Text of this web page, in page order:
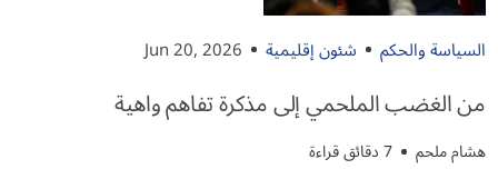
السياسة والحكم شئون إقليمية Jun 20, 2026
من الغضب الملحمي إلى مذكرة تفاهم واهية
هشام ملحم 7 دقائق قراءة